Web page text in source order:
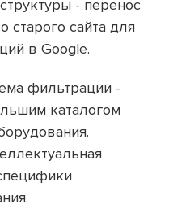
- перенос
старого сайта для
в Google.
фильтрации -
каталогом